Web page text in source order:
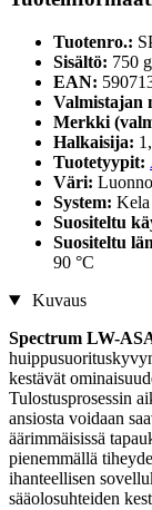
Tuotenro.:
Sisältö: 750 g
EAN:
Valmistajan
Merkki
Halkaisija:
Tuotetyypit:
Väri:
System: Kela
Suositeltu
Suositeltu
90 °C
Kuvaus
Spectrum LW-
kestävät
Tulostusprosessin
ansiosta voidaan
äärimmäisissä
pienemmällä
ihanteellisen
sääolosuhteiden